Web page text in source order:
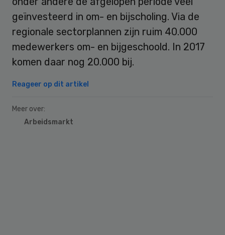
geïnvesteerd in om- en bijscholing. Via de
regionale sectorplannen zijn ruim 40.000
medewerkers om- en bijgeschoold. In 2017
komen daar nog 20.000 bij.
Reageer op dit artikel
Meer over:
Arbeidsmarkt